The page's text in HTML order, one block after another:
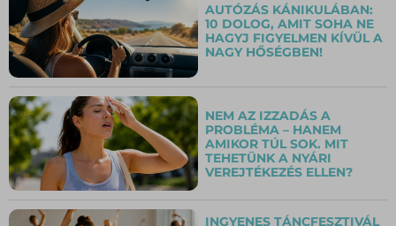
AUTÓZÁS KÁNIKULÁBAN:
10 DOLOG, AMIT SOHA NE
HAGYJ FIGYELMEN KÍVÜL A
NAGY HŐSÉGBEN!
NEM AZ IZZADÁS A
PROBLÉMA – HANEM
AMIKOR TÚL SOK. MIT
TEHETÜNK A NYÁRI
VEREJTÉKEZÉS ELLEN?
INGYENES TÁNCFESZTIVÁL